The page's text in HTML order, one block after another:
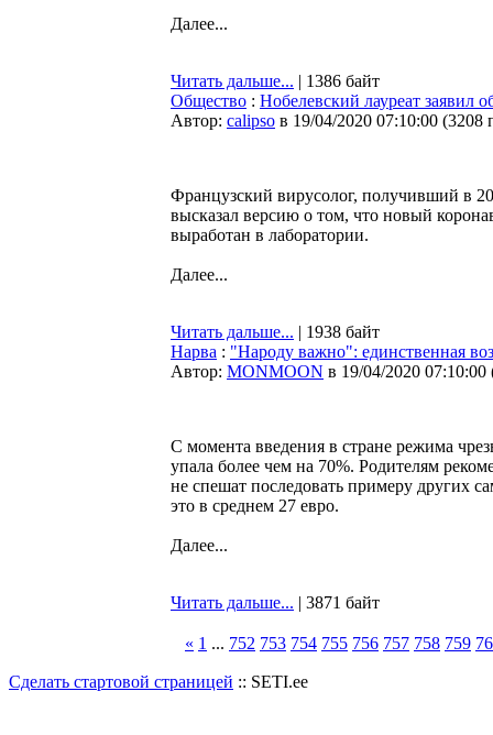
Далее...
Читать дальше... | 1386 байт
Общество : Нобелевский лауреат заявил
Автор: calipso в 19/04/2020 07:10:00 (3208
Французский вирусолог, получивший в
высказал версию о том, что новый
выработан в лаборатории.
Далее...
Читать дальше... | 1938 байт
Нарва : "Народу важно": единственная
Автор: MONMOON в 19/04/2020 07:10:00
С момента введения в стране режима
упала более чем на 70%. Родителям
не спешат последовать примеру других
это в среднем 27 евро.
Далее...
Читать дальше... | 3871 байт
« 1 ... 752 753 754 755 756 757 758 759
Сделать стартовой страницей :: SETI.ee